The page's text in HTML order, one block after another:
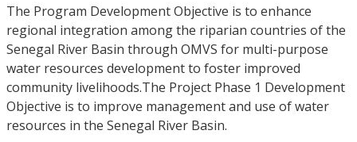
The Program Development Objective is to enhance
regional integration among the riparian countries of the
Senegal River Basin through OMVS for multi-purpose
water resources development to foster improved
community livelihoods.The Project Phase 1 Development
Objective is to improve management and use of water
resources in the Senegal River Basin.